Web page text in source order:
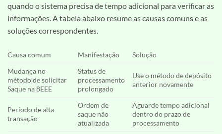
quando o sistema precisa de tempo adicional para verificar as
informações. A tabela abaixo resume as causas comuns e as
soluções correspondentes.
Causa comum Manifestação
Solução
Mudança no
método de solicitar
Saque na 8EEE
Status de
processamento
prolongado
Use o método de depósito
anterior novamente
Período de alta
transação
Ordem de
saque não
atualizada
Aguarde tempo adicional
dentro do prazo de
processamento